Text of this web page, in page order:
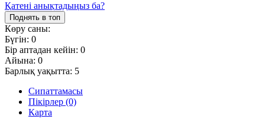
Қатені анықтадыңыз ба?
Поднять в топ
Көру саны:
Бүгін: 0
Бір аптадан кейін: 0
Айына: 0
Барлық уақытта: 5
Сипаттамасы
Пікірлер (0)
Карта